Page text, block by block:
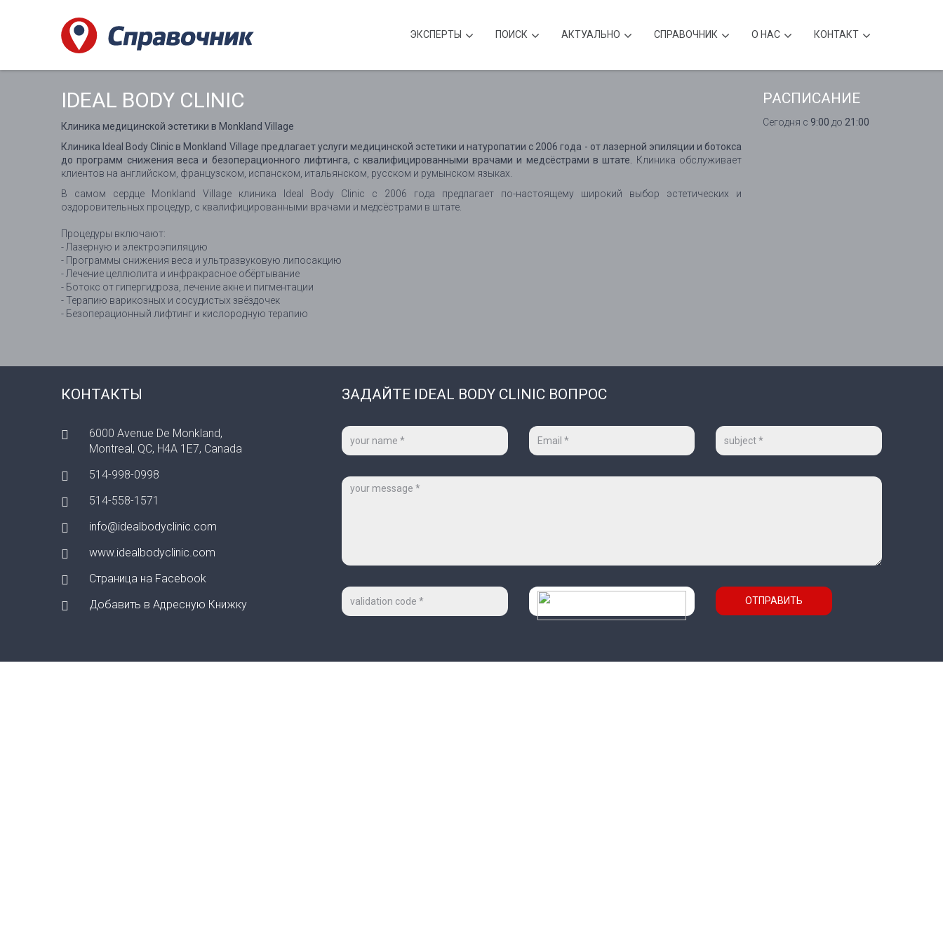
ЭКСПЕРТЫ ПОИСК АКТУАЛЬНО CПРАВОЧНИК О НАС КОНТАКТ
IDEAL BODY CLINIC
Клиника медицинской эстетики в Monkland Village
Клиника Ideal Body Clinic в Monkland Village предлагает услуги медицинской эстетики и натуропатии с 2006 года - от лазерной эпиляции и ботокса
до программ снижения веса и безоперационного лифтинга, с квалифицированными врачами и медсёстрами в штате.
Клиника обслуживает
клиентов на английском, французском, испанском, итальянском, русском и румынском языках.
В самом сердце Monkland Village клиника Ideal Body Clinic с 2006 года предлагает по-настоящему широкий выбор эстетических и
оздоровительных процедур, с квалифицированными врачами и медсёстрами в штате.
Процедуры включают:
- Лазерную и электроэпиляцию
- Программы снижения веса и ультразвуковую липосакцию
- Лечение целлюлита и инфракрасное обёртывание
- Ботокс от гипергидроза, лечение акне и пигментации
- Терапию варикозных и сосудистых звёздочек
- Безоперационный лифтинг и кислородную терапию
РАСПИСАНИЕ
Сегодня с 9:00 до 21:00
КОНТАКТЫ
6000 Avenue De Monkland,
Montreal, QC, H4A 1E7, Canada
514-998-0998
514-558-1571
info@idealbodyclinic.com
www.idealbodyclinic.com
Страница на Facebook
Добавить в Адресную Книжку
ЗАДАЙТЕ IDEAL BODY CLINIC ВОПРОС
Ваше
имя
Ваш
mail
Тема
Сообщение
Код
на
картинке
Проверочный
код
ОТПРАВИТЬ